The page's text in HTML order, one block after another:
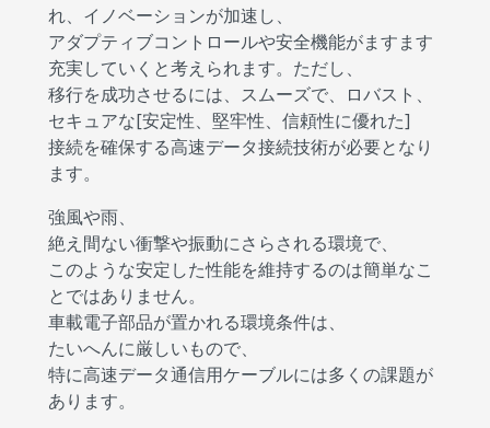
れ、イノベーションが加速し、
アダプティブコントロールや安全機能がますます
充実していくと考えられます。ただし、
移行を成功させるには、スムーズで、ロバスト、
セキュアな[安定性、堅牢性、信頼性に優れた]
接続を確保する高速データ接続技術が必要となり
ます。
強風や雨、
絶え間ない衝撃や振動にさらされる環境で、
このような安定した性能を維持するのは簡単なこ
とではありません。
車載電子部品が置かれる環境条件は、
たいへんに厳しいもので、
特に高速データ通信用ケーブルには多くの課題が
あります。